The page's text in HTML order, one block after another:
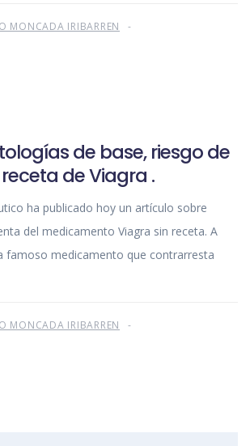
MONCADA IRIBARREN
de base, riesgo de
de Viagra .
ha publicado hoy un artículo sobre
del medicamento Viagra sin receta. A
famoso medicamento que contrarresta
MONCADA IRIBARREN